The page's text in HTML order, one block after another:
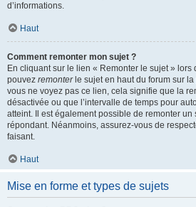
d’informations.
Haut
Comment remonter mon sujet ?
En cliquant sur le lien « Remonter le sujet » lors
pouvez remonterle sujet en haut du forum sur
vous ne voyez pas ce lien, cela signifie que la
désactivée ou que l’intervalle de temps pour
atteint. Il est également possible de remonter un
répondant. Néanmoins, assurez-vous de
faisant.
Haut
Mise en forme et types de sujets